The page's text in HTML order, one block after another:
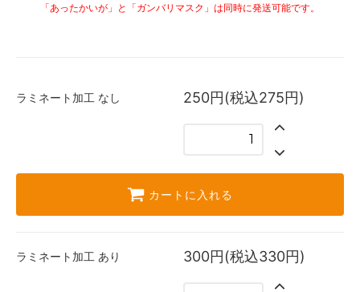
あり
「あったかいが」と「ガンバリマスク」は同時に発送可能です。
ラミネート加工 なし 250円(税込275円)
カートに入れる
ラミネート加工 あり 300円(税込330円)